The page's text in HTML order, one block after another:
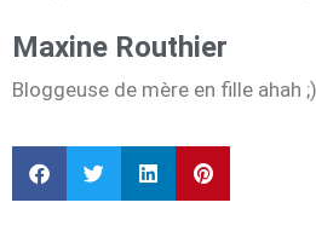
Maxine Routhier
Bloggeuse de mère en fille ahah ;)